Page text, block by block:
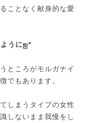
ことなく献身的な愛
うにஐ*
ところがモルガナイ
でもあります。
しまうタイプの女性
しないまま我慢をし